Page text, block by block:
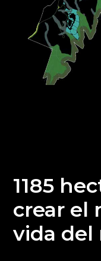
1185
crear el
vida del